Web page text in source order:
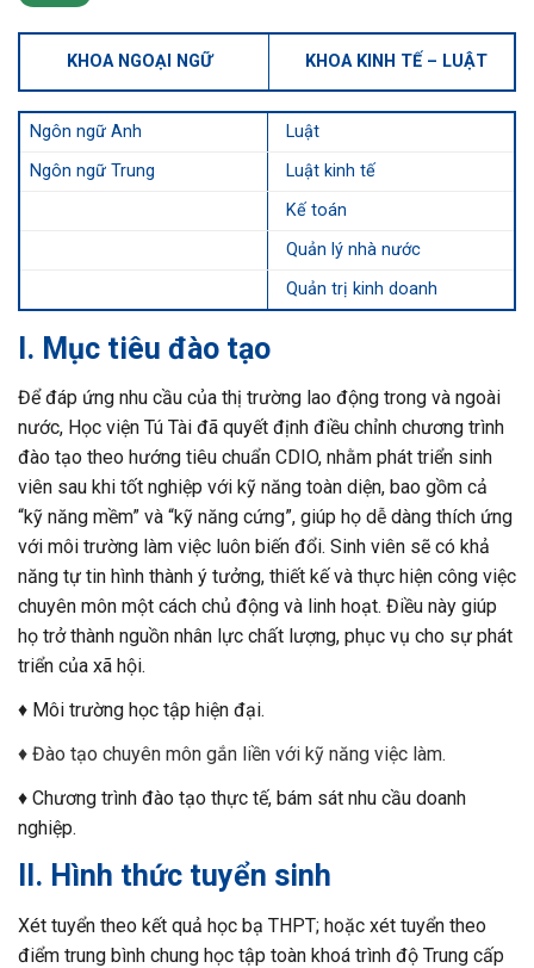
KHOA NGOẠI NGỮ KHOA KINH TẾ – LUẬT
Ngôn ngữ Anh
Luật
Ngôn ngữ Trung
Luật kinh tế
Kế toán
Quản lý nhà nước
Quản trị kinh doanh
I. Mục tiêu đào tạo
Để đáp ứng nhu cầu của thị trường lao động trong và ngoài
nước, Học viện Tú Tài đã quyết định điều chỉnh chương trình
đào tạo theo hướng tiêu chuẩn CDIO, nhằm phát triển sinh
viên sau khi tốt nghiệp với kỹ năng toàn diện, bao gồm cả
“kỹ năng mềm” và “kỹ năng cứng”, giúp họ dễ dàng thích ứng
với môi trường làm việc luôn biến đổi. Sinh viên sẽ có khả
năng tự tin hình thành ý tưởng, thiết kế và thực hiện công việc
chuyên môn một cách chủ động và linh hoạt. Điều này giúp
họ trở thành nguồn nhân lực chất lượng, phục vụ cho sự phát
triển của xã hội.
♦ Môi trường học tập hiện đại.
♦ Đào tạo chuyên môn gắn liền với kỹ năng việc làm.
♦ Chương trình đào tạo thực tế, bám sát nhu cầu doanh
nghiệp.
II. Hình thức tuyển sinh
Xét tuyển theo kết quả học bạ THPT; hoặc xét tuyển theo
điểm trung bình chung học tập toàn khoá trình độ Trung cấp